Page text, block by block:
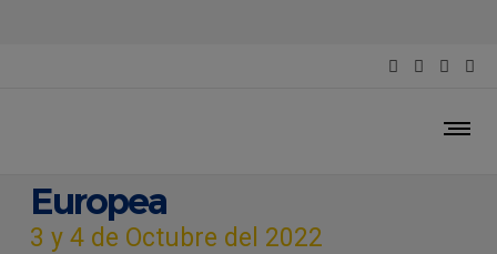
Europea
3 y 4 de Octubre del 2022